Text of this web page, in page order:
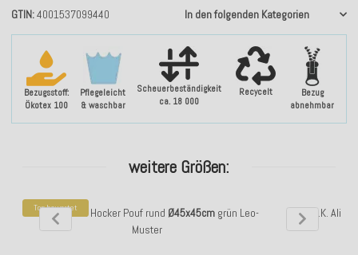
Bezugsstoff:
Ökotex 100
Pflegeleicht
& waschbar
Scheuerbeständigkeit
ca. 18 000
Recycelt
Bezug
abnehmbar
GTIN 4001537099440 In den folgenden Kategorien
weitere Größen:
Top bewertet
H.O.C.K. Alia Hocker Pouf rund Ø45x45cmgrün Leo-
Muster
H.O.C.K. Alia